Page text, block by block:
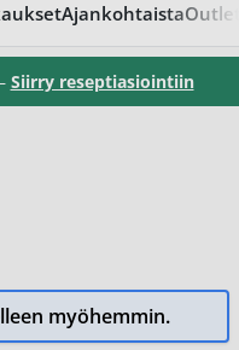
Ajankohtaista
Siirry reseptiasiointiin
myöhemmin.